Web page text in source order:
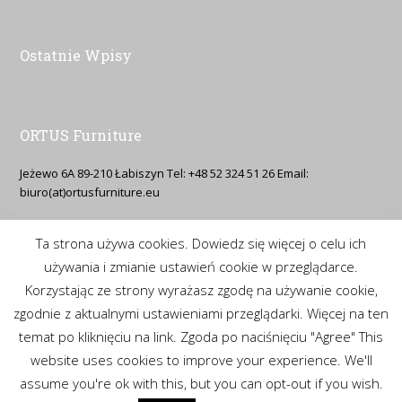
Ostatnie Wpisy
ORTUS Furniture
Jeżewo 6A 89-210 Łabiszyn Tel: +48 52 324 51 26 Email:
biuro(at)ortusfurniture.eu
Polityka Prywatności
https://www.ortusfurniture.eu/polityka-prywatnosci/
Copyright 2021 - ORTUS Furniture All Rights Reserved Made by IDEA-
NET
Ta strona używa cookies. Dowiedz się więcej o celu ich
używania i zmianie ustawień cookie w przeglądarce.
Korzystając ze strony wyrażasz zgodę na używanie cookie,
zgodnie z aktualnymi ustawieniami przeglądarki. Więcej na ten
temat po kliknięciu na link. Zgoda po naciśnięciu "Agree" This
website uses cookies to improve your experience. We'll
assume you're ok with this, but you can opt-out if you wish.